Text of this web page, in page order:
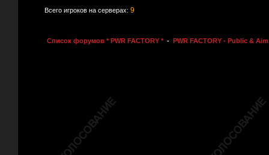
Всего игроков на серверах: 9
Список форумов * PWR FACTORY * - PWR FACTORY - Public &